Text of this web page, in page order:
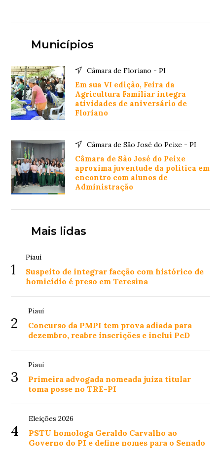
Municípios
Câmara de Floriano - PI
Em sua VI edição, Feira da
Agricultura Familiar integra
atividades de aniversário de
Floriano
Câmara de São José do Peixe - PI
Câmara de São José do Peixe
aproxima juventude da política em
encontro com alunos de
Administração
Mais lidas
1
Piauí
Suspeito de integrar facção com histórico de
homicídio é preso em Teresina
2
Piauí
Concurso da PMPI tem prova adiada para
dezembro, reabre inscrições e inclui PcD
3
Piauí
Primeira advogada nomeada juíza titular
toma posse no TRE-PI
4
Eleições 2026
PSTU homologa Geraldo Carvalho ao
Governo do PI e define nomes para o Senado